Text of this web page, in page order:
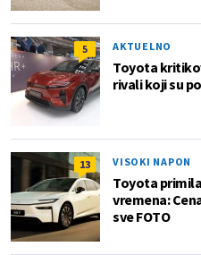
5 AKTUELNO
Toyota
rivali koji su
13 VISOKI NAPON
Toyota
vremena:
sve FOTO